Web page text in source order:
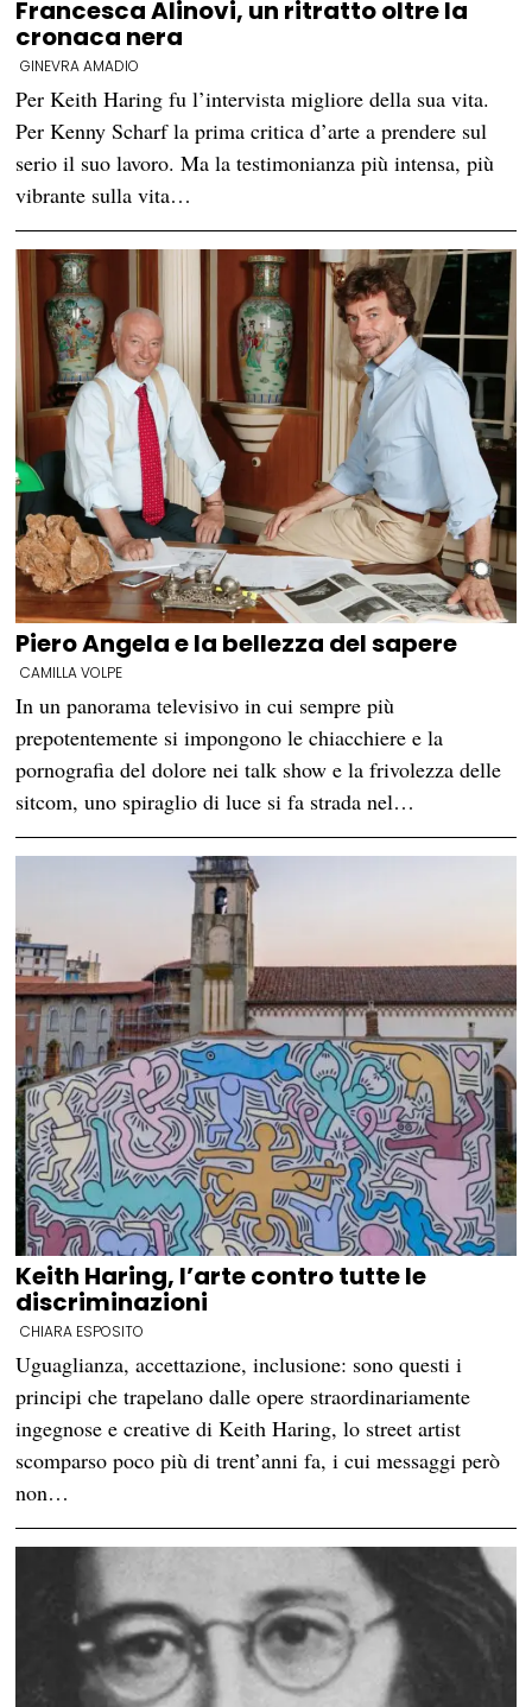
Francesca Alinovi, un ritratto oltre la
cronaca nera
GINEVRA AMADIO
Per Keith Haring fu l’intervista migliore della sua vita.
Per Kenny Scharf la prima critica d’arte a prendere sul
serio il suo lavoro. Ma la testimonianza più intensa, più
vibrante sulla vita…
Piero Angela e la bellezza del sapere
CAMILLA VOLPE
In un panorama televisivo in cui sempre più
prepotentemente si impongono le chiacchiere e la
pornografia del dolore nei talk show e la frivolezza delle
sitcom, uno spiraglio di luce si fa strada nel…
Keith Haring, l’arte contro tutte le
discriminazioni
CHIARA ESPOSITO
Uguaglianza, accettazione, inclusione: sono questi i
principi che trapelano dalle opere straordinariamente
ingegnose e creative di Keith Haring, lo street artist
scomparso poco più di trent’anni fa, i cui messaggi però
non…